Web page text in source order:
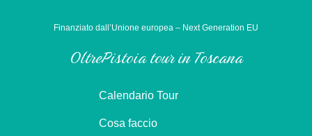
Finanziato dall’Unione europea – Next Generation EU
OltrePistoia tour in Toscana
Calendario Tour
Cosa faccio